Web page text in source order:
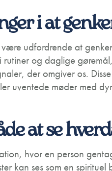
i at
udfordrende at
rutiner og daglige
der omgiver os.
uventede møder med
at se
hvor en person
kan ses som en